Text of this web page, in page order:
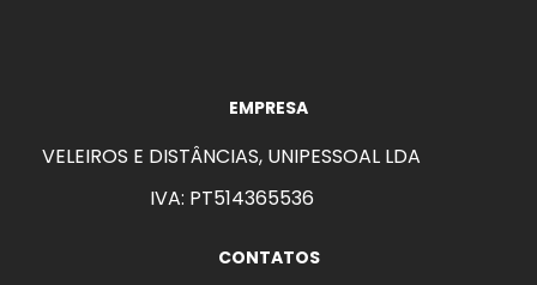
EMPRESA
VELEIROS E DISTÂNCIAS, UNIPESSOAL LDA
IVA: PT514365536
CONTATOS